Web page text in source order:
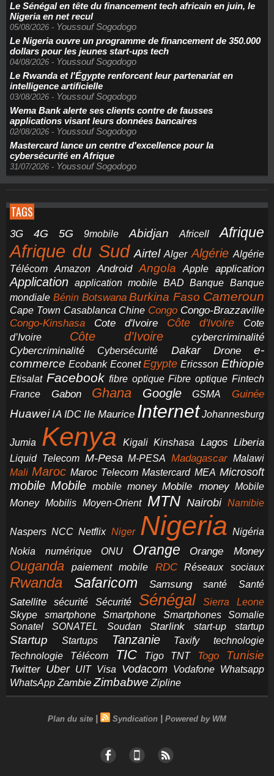
Le Sénégal en tête du financement tech africain en juin, le
Nigeria en net recul
05/08/2026 - Youssouf Sogodogo
Le Nigeria ouvre un programme de financement de 350.000
dollars pour les jeunes start-ups tech
04/08/2026 - Youssouf Sogodogo
Le Rwanda et l'Égypte renforcent leur partenariat en
intelligence artificielle
03/08/2026 - Youssouf Sogodogo
Wema Bank alerte ses clients contre de fausses
applications visant leurs données bancaires
02/08/2026 - Youssouf Sogodogo
Mastercard lance un centre d'excellence pour la
cybersécurité en Afrique
31/07/2026 - Youssouf Sogodogo
TAGS
3G 4G 5G 9mobile Abidjan Africell Afrique
Afrique du Sud Airtel Alger Algérie Algérie
Télécom
Amazon Android Angola Apple application
Application application mobile BAD Banque Banque
mondiale Bénin Botswana Burkina Faso Cameroun
Cape Town Casablanca Chine Congo Congo-Brazzaville
Congo-Kinshasa Cote d'Ivoire Côte d'Ivoire
Cote
d’Ivoire
Côte d’Ivoire
cybercriminalité
Cybercriminalité
Cybersécurité Dakar Drone
e-
commerce Ecobank Econet Egypte Ericsson Ethiopie
Etisalat Facebook fibre optique Fibre optique Fintech
France
Gabon Ghana Google GSMA Guinée
Huawei IA IDC Ile Maurice Internet Johannesburg
Jumia Kenya Kigali Kinshasa Lagos Liberia
Liquid Telecom M-Pesa M-PESA Madagascar Malawi
Mali Maroc Maroc Telecom Mastercard MEA Microsoft
mobile Mobile mobile money Mobile money Mobile
Money Mobilis Moyen-Orient MTN Nairobi Namibie
Naspers NCC Netflix Niger Nigeria Nigéria
Nokia
numérique ONU Orange Orange Money
Ouganda paiement mobile RDC Réseaux sociaux
Rwanda Safaricom Samsung santé Santé
Satellite sécurité Sécurité Sénégal
Sierra Leone
Skype
smartphone Smartphone Smartphones
Somalie
Sonatel
SONATEL Soudan Starlink start-up startup
Startup Startups Tanzanie Taxify
technologie
Technologie
Télécom TIC Tigo TNT Togo Tunisie
Twitter Uber UIT Visa Vodacom Vodafone Whatsapp
WhatsApp Zambie Zimbabwe Zipline
Plan du site | Syndication | Powered by WM